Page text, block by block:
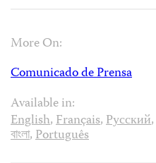
More On:
Comunicado de Prensa
Available in:
English,Français,Русский,
বাংলা,Português